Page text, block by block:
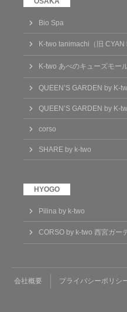
Bio Spa
K-two tanimachi（旧 CYAN
K-two あべのキューズモー
QUEEN’S GARDEN by K-
QUEEN’S GARDEN by K-
corso
SHARE by k-two
Pilina by k-two
CORSO by k-two 西宮ガー
会社概要 プライバシーポリシ